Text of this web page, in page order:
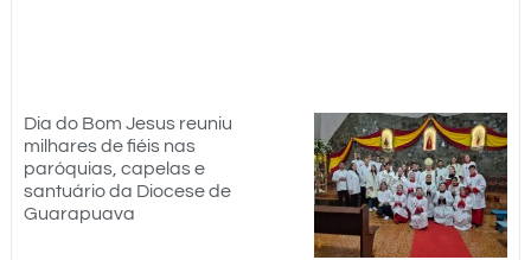
Dia do Bom Jesus reuniu
milhares de fiéis nas
paróquias, capelas e
santuário da Diocese de
Guarapuava